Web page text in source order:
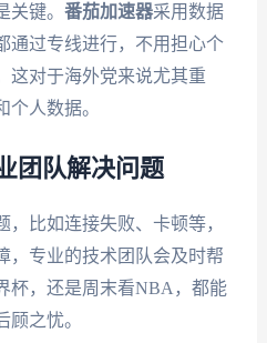
键。 番茄加速器采用数据
通过专线进行，不用担心个
这对于海外党来说尤其重
人数据。
团队解决问题
比如连接失败、卡顿等，
，专业的技术团队会及时帮
杯，还是周末看NBA，都能
之忧。